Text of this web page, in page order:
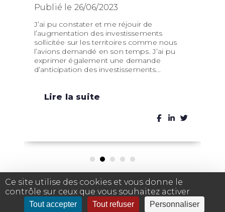
Publié le 26/06/2023
J’ai pu constater et me réjouir de
l’augmentation des investissements
sollicitée sur les territoires comme nous
l’avions demandé en son temps. J’ai pu
exprimer également une demande
d’anticipation des investissements...
Lire la suite
Ce site utilise des cookies et vous donne le
contrôle sur ceux que vous souhaitez activer
Tout accepter Tout refuser Personnaliser